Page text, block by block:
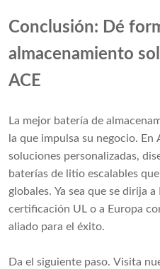
Conclusión: Dé
almacenamiento
ACE
La mejor batería de
la que impulsa su negocio.
soluciones personalizadas,
baterías de litio escalables
globales. Ya sea que se dirija
certificación UL o a Europa
aliado para el éxito.
Da el siguiente paso. Visita